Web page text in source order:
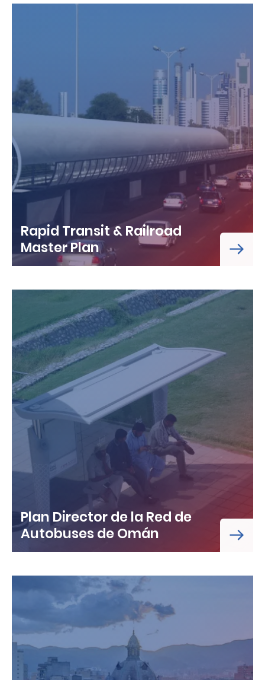
Rapid Transit & Railroad
Master Plan
Plan Director de la Red de
Autobuses de Omán